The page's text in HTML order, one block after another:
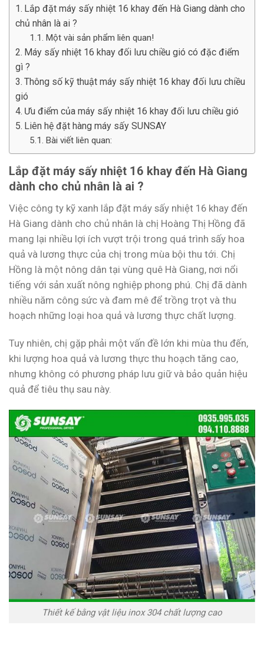
Lắp đặt máy sấy nhiệt 16 khay đến Hà Giang dành cho
chủ nhân là ai ?
Một vài sản phẩm liên quan!
Máy sấy nhiệt 16 khay đối lưu chiều gió có đặc điểm
gì ?
Thông số kỹ thuật máy sấy nhiệt 16 khay đối lưu chiều
gió
Ưu điểm của máy sấy nhiệt 16 khay đối lưu chiều gió
Liên hệ đặt hàng máy sấy SUNSAY
Bài viết liên quan:
Lắp đặt máy sấy nhiệt 16 khay đến Hà Giang
dành cho chủ nhân là ai ?
Việc công ty kỹ xanh lắp đặt máy sấy nhiệt 16 khay đến
Hà Giang dành cho chủ nhân là chị Hoàng Thị Hồng đã
mang lại nhiều lợi ích vượt trội trong quá trình sấy hoa
quả và lương thực của chị trong mùa bội thu tới. Chị
Hồng là một nông dân tại vùng quê Hà Giang, nơi nổi
tiếng với sản xuất nông nghiệp phong phú. Chị đã dành
nhiều năm công sức và đam mê để trồng trọt và thu
hoạch những loại hoa quả và lương thực chất lượng.
Tuy nhiên, chị gặp phải một vấn đề lớn khi mùa thu đến,
khi lượng hoa quả và lương thực thu hoạch tăng cao,
nhưng không có phương pháp lưu giữ và bảo quản hiệu
quả để tiêu thụ sau này.
Thiết kế bằng vật liệu inox 304 chất lượng cao